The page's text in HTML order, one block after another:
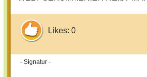
Likes: 0
- Signatur -